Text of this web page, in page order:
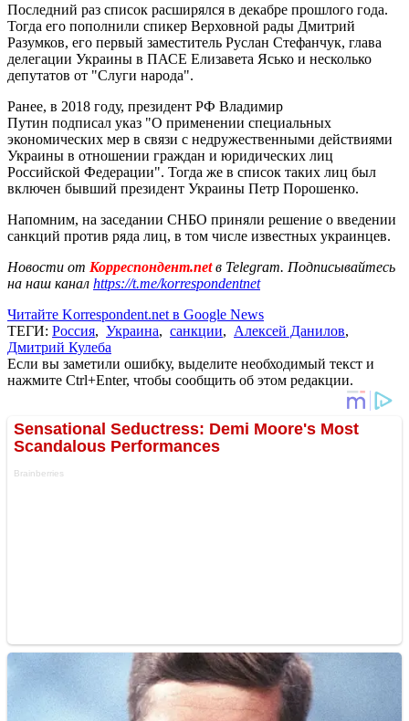
Последний раз список расширялся в декабре прошлого года.
Тогда его пополнили спикер Верховной рады Дмитрий
Разумков, его первый заместитель Руслан Стефанчук, глава
делегации Украины в ПАСЕ Елизавета Ясько и несколько
депутатов от "Слуги народа".
Ранее, в 2018 году, президент РФ Владимир
Путин подписал указ "О применении специальных
экономических мер в связи с недружественными действиями
Украины в отношении граждан и юридических лиц
Российской Федерации". Тогда же в список таких лиц был
включен бывший президент Украины Петр Порошенко.
Напомним, на заседании СНБО приняли решение о введении
санкций против ряда лиц, в том числе известных украинцев.
Новости от Корреспондент.netв Telegram. Подписывайтесь
на наш канал https://t.me/korrespondentnet
Читайте Korrespondent.net в Google News
ТЕГИ: Россия, Украина, санкции, Алексей Данилов,
Дмитрий Кулеба
Если вы заметили ошибку, выделите необходимый текст и
нажмите Ctrl+Enter, чтобы сообщить об этом редакции.